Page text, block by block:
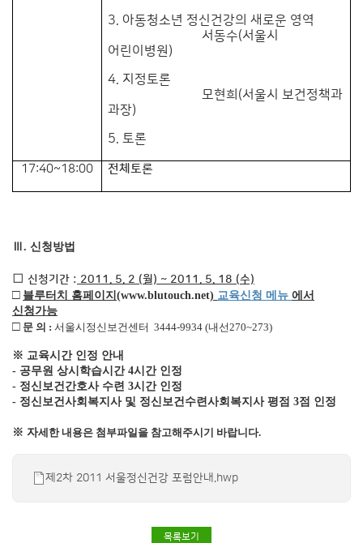
3. 아동청소년 정신건강의 새로운 영역
서동수(서울시
어린이병원)
4. 지정토론
모현희(서울시 보건정책과
과장)
5. 토론
17:40~18:00 전체토론
Ⅲ. 신청방법
□ 신청기간 : 2011. 5. 2 (월) ~ 2011. 5. 18 (수)
□ 블루터치 홈페이지(www.blutouch.net) 교육신청 메뉴 에서
신청가능
□ 문 의 : 서울시정신보건센터 3444-9934 (내선270~273)
※ 교육시간 인정 안내
- 공무원 상시학습시간 4시간 인정
- 정신보건간호사 수련 3시간 인정
- 정신보건사회복지사 및 정신보건수련사회복지사 평점 3점 인정
※ 자세한 내용은 첨부파일을 참고해주시기 바랍니다.
제2차 2011 서울정신건강 포럼안내.hwp
목록보기